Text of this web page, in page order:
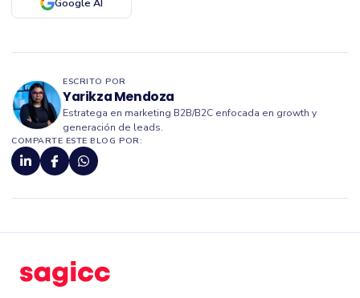
Google AI
ESCRITO POR
Yarikza Mendoza
Estratega en marketing B2B/B2C enfocada en growth y
generación de leads.
COMPARTE ESTE BLOG POR: